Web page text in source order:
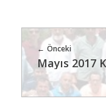
Önceki
Mayıs 2017